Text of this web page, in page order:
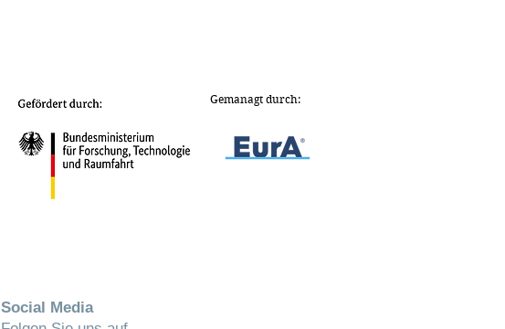
Gemanagt durch:
Social Media